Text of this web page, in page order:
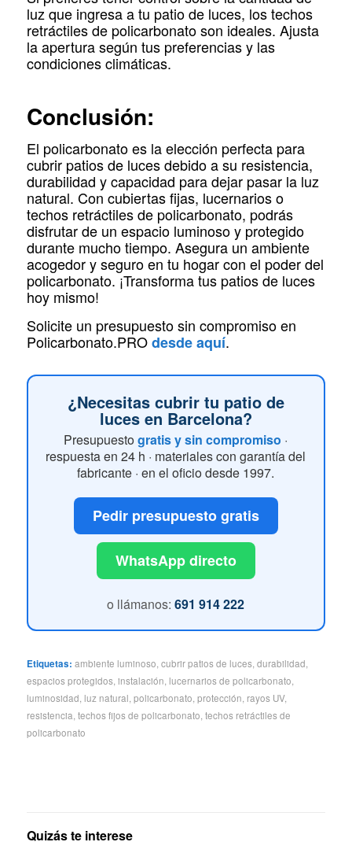
luz que ingresa a tu patio de luces, los techos
retráctiles de policarbonato son ideales. Ajusta
la apertura según tus preferencias y las
condiciones climáticas.
Conclusión:
El policarbonato es la elección perfecta para
cubrir patios de luces debido a su resistencia,
durabilidad y capacidad para dejar pasar la luz
natural. Con cubiertas fijas, lucernarios o
techos retráctiles de policarbonato, podrás
disfrutar de un espacio luminoso y protegido
durante mucho tiempo. Asegura un ambiente
acogedor y seguro en tu hogar con el poder del
policarbonato. ¡Transforma tus patios de luces
hoy mismo!
Solicite un presupuesto sin compromiso en
Policarbonato.PROdesde aquí.
¿Necesitas cubrir tu patio de
luces en Barcelona?
Presupuestogratis y sin compromiso ·
respuesta en 24 h · materiales con garantía del
fabricante · en el oficio desde 1997.
Pedir presupuesto gratis
WhatsApp directo
o llámanos:691 914 222
Etiquetas: ambiente luminoso cubrir patios de luces, durabilidad
espacios protegidos, instalación lucernarios de policarbonato
luminosidad luz natural policarbonato protección rayos UV,
resistencia techos fijos de policarbonato techos retráctiles de
policarbonato
Quizás te interese